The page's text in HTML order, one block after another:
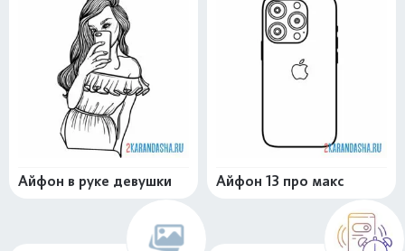
Айфон в руке девушки Айфон 13 про макс